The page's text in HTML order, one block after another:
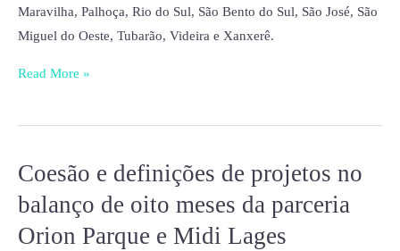
Maravilha, Palhoça, Rio do Sul, São Bento do Sul, São José, São
Miguel do Oeste, Tubarão, Videira e Xanxerê.
Read More »
Coesão e definições de projetos no
balanço de oito meses da parceria
Orion Parque e Midi Lages
Coesão
e
definições
de